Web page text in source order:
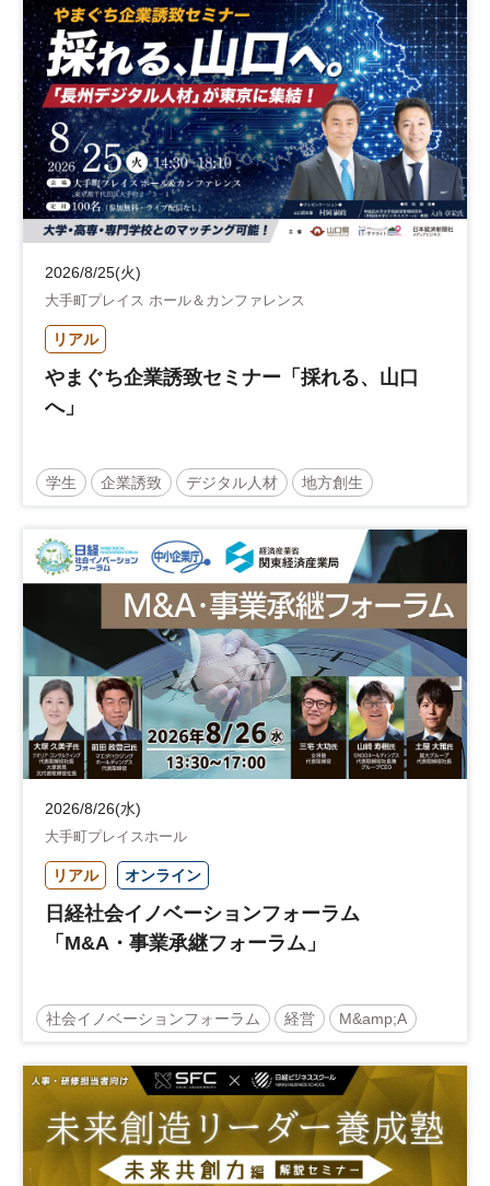
2026/8/25(火)
大手町プレイス ホール＆カンファレンス
リアル
やまぐち企業誘致セミナー「採れる、山口
へ」
学生 企業誘致 デジタル人材 地方創生
地域活性化 自治体
2026/8/26(水)
大手町プレイスホール
リアル オンライン
日経社会イノベーションフォーラム
「M&A・事業承継フォーラム」
社会イノベーションフォーラム 経営 M&amp;A
事業承継 中堅中小企業
日経社会イノベーションフォーラム 参加無料